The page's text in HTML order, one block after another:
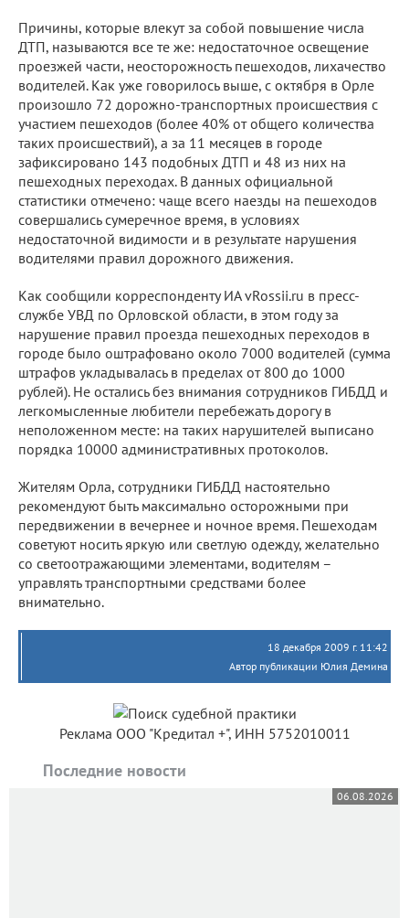
Причины, которые влекут за собой повышение числа
ДТП, называются все те же: недостаточное освещение
проезжей части, неосторожность пешеходов, лихачество
водителей. Как уже говорилось выше, с октября в Орле
произошло 72 дорожно-транспортных происшествия с
участием пешеходов (более 40% от общего количества
таких происшествий), а за 11 месяцев в городе
зафиксировано 143 подобных ДТП и 48 из них на
пешеходных переходах. В данных официальной
статистики отмечено: чаще всего наезды на пешеходов
совершались сумеречное время, в условиях
недостаточной видимости и в результате нарушения
водителями правил дорожного движения.
Как сообщили корреспонденту ИА vRossii.ru в пресс-
службе УВД по Орловской области, в этом году за
нарушение правил проезда пешеходных переходов в
городе было оштрафовано около 7000 водителей (сумма
штрафов укладывалась в пределах от 800 до 1000
рублей). Не остались без внимания сотрудников ГИБДД и
легкомысленные любители перебежать дорогу в
неположенном месте: на таких нарушителей выписано
порядка 10000 административных протоколов.
Жителям Орла, сотрудники ГИБДД настоятельно
рекомендуют быть максимально осторожными при
передвижении в вечернее и ночное время. Пешеходам
советуют носить яркую или светлую одежду, желательно
со светоотражающими элементами, водителям –
управлять транспортными средствами более
внимательно.
18 декабря 2009 г. 11:42
Автор публикации Юлия Демина
Реклама ООО "Кредитал +", ИНН 5752010011
Последние новости
06.08.2026